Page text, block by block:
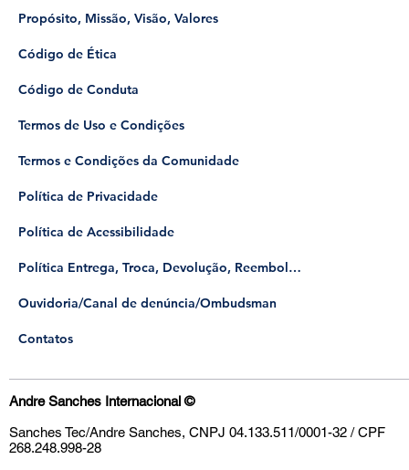
Propósito, Missão, Visão, Valores
Código de Ética
Código de Conduta
Termos de Uso e Condições
Termos e Condições da Comunidade
Política de Privacidade
Política de Acessibilidade
Política Entrega, Troca, Devolução, Reembolso
​Ouvidoria/Canal de denúncia/Ombudsman
Contatos
Andre Sanches Internacional©
Sanches Tec/Andre Sanches, CNPJ 04.133.511/0001-32 / CPF
268.248.998-28